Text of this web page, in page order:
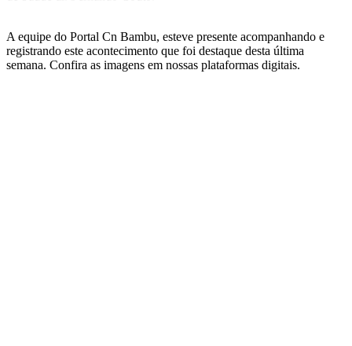
A equipe do Portal Cn Bambu, esteve presente acompanhando e
registrando este acontecimento que foi destaque desta última
semana. Confira as imagens em nossas plataformas digitais.